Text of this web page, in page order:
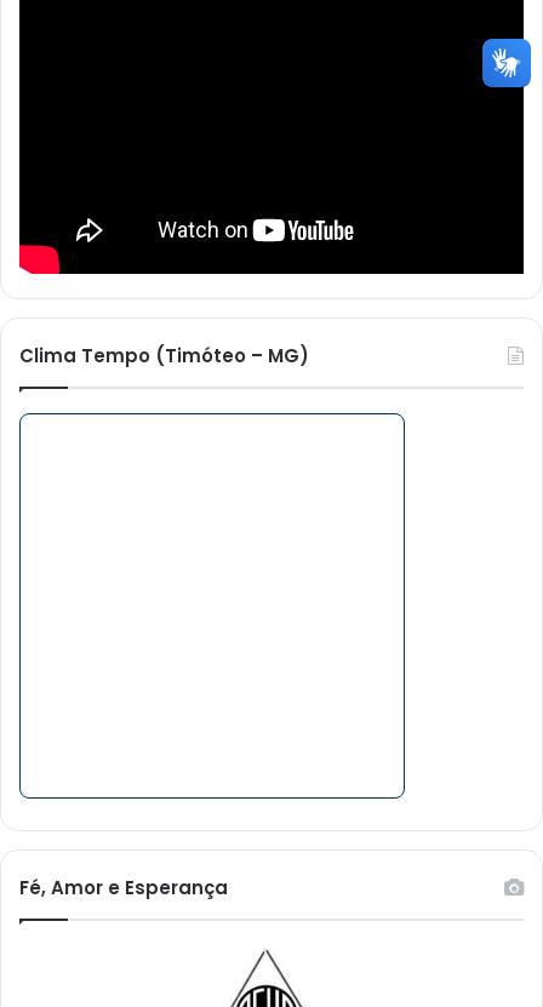
Clima Tempo (Timóteo – MG)
Fé, Amor e Esperança